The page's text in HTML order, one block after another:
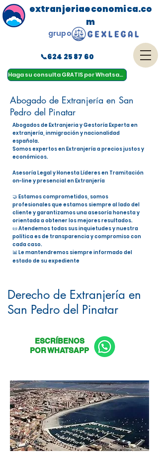
Haga su consulta GRATIS por Whatsapp
menu
extranjeriaeconomica.co
m
📞624 25 87 60
grupo
Abogado de Extranjería en San
Pedro del Pinatar
Abogados de Extranjeria y Gestoría Experta en
extranjería, inmigración y nacionalidad
española.
Somos expertos en Extranjería a precios justos y
económicos.
Asesoría Legal y Honesta Líderes en Tramitación
on-line y presencial en Extranjería
🤝 Estamos comprometidos, somos
profesionales que estamos siempre al lado del
cliente y garantizamos una asesoría honesta y
orientada a obtener los mejores resultados.
📜 Atendemos todas sus inquietudes y nuestra
política es de transparencia y compromiso con
cada caso.
📊 Le mantendremos siempre informado del
estado de su expediente
Derecho de Extranjería en
San Pedro del Pinatar
ESCRÍBENOS
POR WHATSAPP